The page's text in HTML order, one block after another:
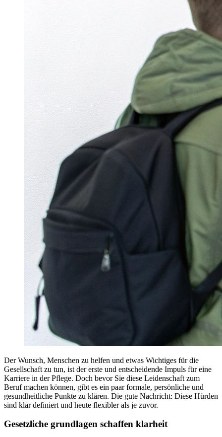
Der Wunsch, Menschen zu helfen und etwas Wichtiges für die
Gesellschaft zu tun, ist der erste und entscheidende Impuls für eine
Karriere in der Pflege. Doch bevor Sie diese Leidenschaft zum
Beruf machen können, gibt es ein paar formale, persönliche und
gesundheitliche Punkte zu klären. Die gute Nachricht: Diese Hürden
sind klar definiert und heute flexibler als je zuvor.
Gesetzliche grundlagen schaffen klarheit